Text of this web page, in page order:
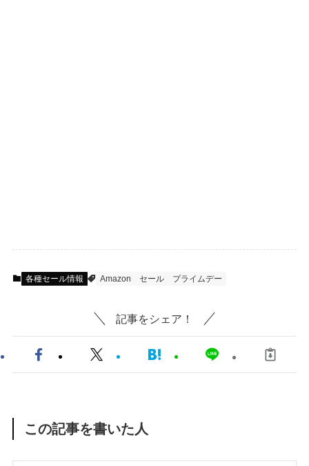
各種セール情報 Amazon セール プライムデー
記事をシェア！
この記事を書いた人